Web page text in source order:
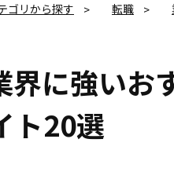
ゴリから探す 転職
界に強いお
ト20選